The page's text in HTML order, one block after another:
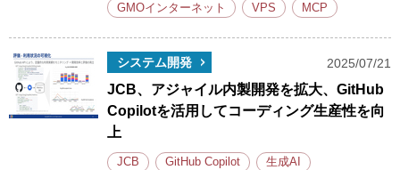
GMOインターネット VPS MCP
システム開発 2025/07/21
JCB、アジャイル内製開発を拡大、GitHub
Copilotを活用してコーディング生産性を向
上
JCB GitHub Copilot 生成AI